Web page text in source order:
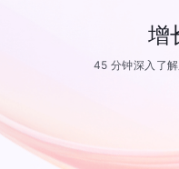
增
45 分钟深入了